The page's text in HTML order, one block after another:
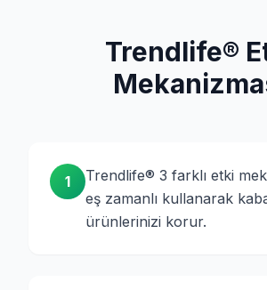
Trendlife®
1
Trendlife® 3 farklı etki
eş zamanlı kullanarak
ürünlerinizi korur.